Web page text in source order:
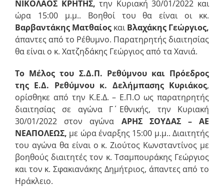
ΝΙΚΟΛΑΟΣ ΚΡΗΤΗΣ,την Κυριακή 30/01/2022 και
ώρα 15:00 μ.μ.. Βοηθοί του θα είναι οι κκ.
Βαρβαντάκης Ματθαίος καιΒλαχάκης Γεώργιος,
άπαντες από το Ρέθυμνο. Παρατηρητής διαιτησίας
θα είναι ο κ. Χατζηδάκης Γεώργιος από τα Χανιά.
Το Μέλος του Σ.Δ.Π. Ρεθύμνου και Πρόεδρος
της Ε.Δ. Ρεθύμνου κ. Δελήμπασης Κυριάκος,
ορίσθηκε από την Κ.Ε.Δ. – Ε.Π.Ο ως παρατηρητής
διαιτησίας σε αγώνα Γ΄ Εθνικής, την Κυριακή
30/01/2022 στον αγώνα ΑΡΗΣ ΣΟΥΔΑΣ – ΑΕ
ΝΕΑΠΟΛΕΩΣ, με ώρα έναρξης 15:00 μ.μ.. Διαιτητής
του αγώνα θα είναι ο κ. Ζιούτος Κωνσταντίνος με
βοηθούς διαιτητές τον κ. Τσαμπουράκης Γεώργιος
και τον κ. Σφακιανάκης Δημήτριος, άπαντες από το
Ηράκλειο.